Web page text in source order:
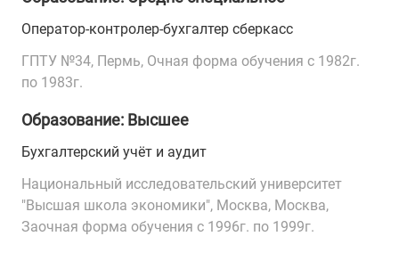
Оператор-контролер-бухгалтер сберкасс
ГПТУ №34, Пермь, Очная форма обучения с 1982г.
по 1983г.
Образование: Высшее
Бухгалтерский учёт и аудит
Национальный исследовательский университет
"Высшая школа экономики", Москва, Москва,
Заочная форма обучения с 1996г. по 1999г.